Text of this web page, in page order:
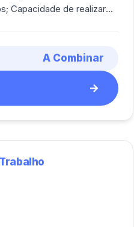
Capacidade de realizar
A Combinar